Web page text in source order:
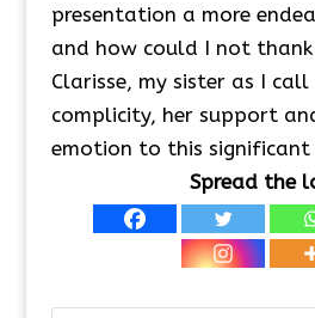
presentation a more
and how could I not
Clarisse, my sister as I
complicity, her support
emotion to this significant
Spread the